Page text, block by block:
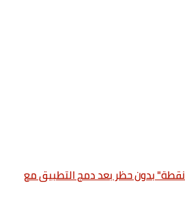
بدون حظر بعد دمج التطبيق مع